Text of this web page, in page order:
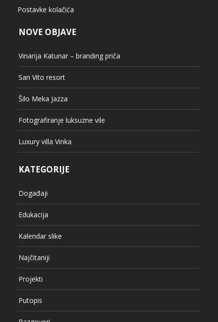
Postavke kolačića
NOVE OBJAVE
Vinarija Katunar – branding priča
San Vito resort
Šilo Meka Jazza
Fotografiranje luksuzne vile
Luxury villa Vinka
KATEGORIJE
Događaji
Edukacija
Kalendar slike
Najčitaniji
Projekti
Putopis